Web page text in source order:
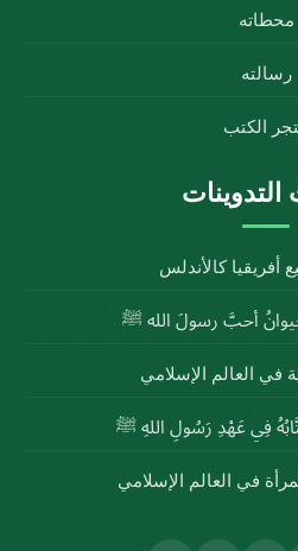
محطاته
رسالته
الكتب
أفريقيا كالأندلس
أحبَّ رسولَ الله ﷺ
في العالم الإسلامي
فِي عَهْدِ رَسُولِ اللهِ ﷺ
في العالم الإسلامي